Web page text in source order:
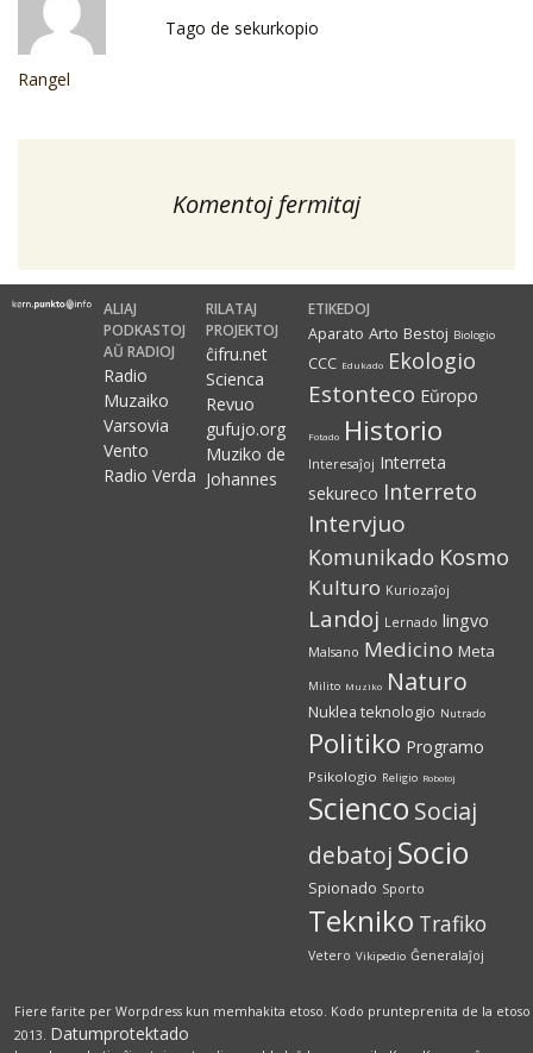
Rangel
Tago de sekurkopio
Komentoj fermitaj
ALIAJ
PODKASTOJ
AŬ RADIOJ
Radio
Muzaiko
Varsovia
Vento
Radio Verda
RILATAJ
PROJEKTOJ
ĉifru.net
Scienca
Revuo
gufujo.org
Muziko de
Johannes
ETIKEDOJ
Aparato Arto Bestoj Biologio
CCC Edukado Ekologio
Estonteco Eŭropo
Fotado Historio
Interesaĵoj Interreta
sekureco Interreto
Intervjuo
Komunikado Kosmo
Kulturo Kuriozaĵoj
Landoj Lernado lingvo
Malsano Medicino Meta
Milito Muziko Naturo
Nuklea teknologio Nutrado
Politiko Programo
Psikologio Religio Robotoj
Scienco Sociaj
debatoj Socio
Spionado Sporto
Tekniko Trafiko
Vetero Vikipedio Ĝeneralaĵoj
Fiere farite per Worpdress kun memhakita etoso. Kodo prunteprenita de la etoso
2013. Datumprotektado